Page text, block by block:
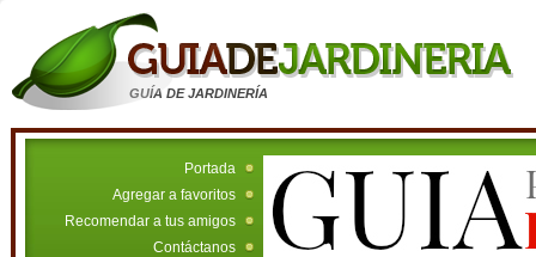
GUÍA DE JARDINERÍA
Portada
Agregar a favoritos
Recomendar a tus amigos
Contáctanos